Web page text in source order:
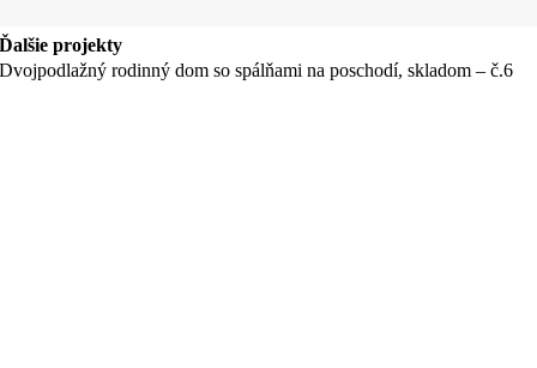
Ďalšie projekty
Dvojpodlažný rodinný dom so spálňami na poschodí, skladom – č.6